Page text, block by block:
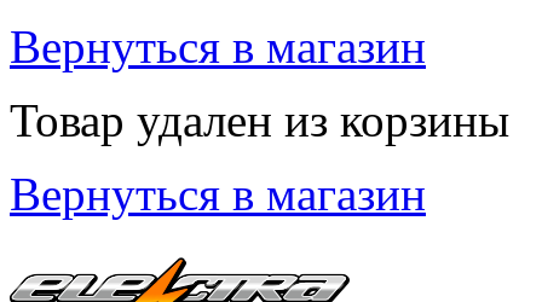
Вернуться в магазин
Товар удален из корзины
Вернуться в магазин